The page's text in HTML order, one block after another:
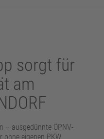
sorgt für
am
– ausgedünnte ÖPNV-
eigenen PKW